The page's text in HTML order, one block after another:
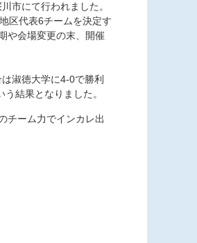
市にて行われました。
区代表6チームを決定す
会場変更の末、
開催
淑徳大学に4-0で勝利
う結果となりました。
チーム力でインカレ出